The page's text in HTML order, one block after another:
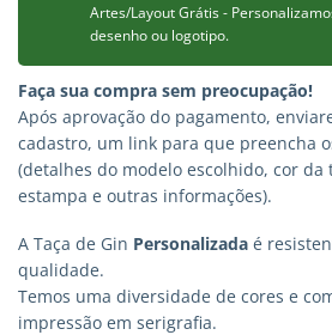
Artes/Layout Grátis -
desenho ou logotipo.
Faça sua compra sem preocupação!
Após aprovação do pagamento,
cadastro, um link para que preencha
(detalhes do modelo escolhido, cor da
estampa e outras informações).
A Taça de Gin Personalizada é
qualidade.
Temos uma diversidade de cores e
impressão em serigrafia.